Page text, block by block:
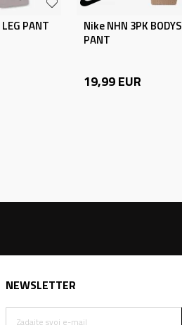
PANT
Nike NHN 3PK
PANT
19,99EUR
NEWSLETTER